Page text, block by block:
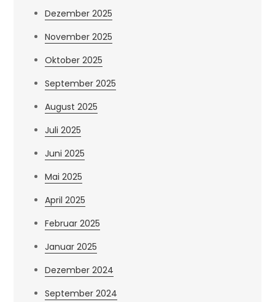
Dezember 2025
November 2025
Oktober 2025
September 2025
August 2025
Juli 2025
Juni 2025
Mai 2025
April 2025
Februar 2025
Januar 2025
Dezember 2024
September 2024